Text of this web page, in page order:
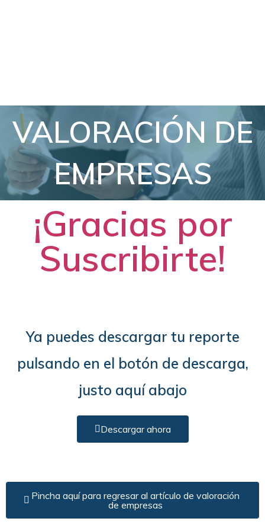
VALORACIÓN DE
EMPRESAS
¡Gracias por
Suscribirte!
Ya puedes descargar tu reporte
pulsando en el botón de descarga,
justo aquí abajo
Descargar ahora
Pincha aquí para regresar al artículo de valoración
de empresas